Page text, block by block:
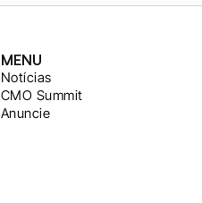
MENU
Notícias
CMO Summit
Anuncie